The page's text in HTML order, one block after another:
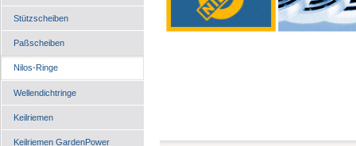
Stützscheiben
Paßscheiben
Nilos-Ringe
Wellendichtringe
Keilriemen
Keilriemen GardenPower